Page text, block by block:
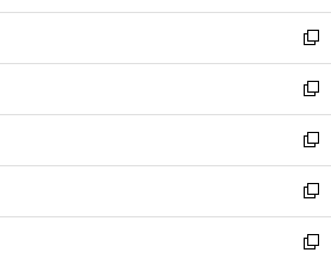
開
く
ウ
で
開
く
ン
ド
ウ
で
開
く
新
し
い
ウ
ィ
ン
ド
ウ
で
新
し
い
ウ
ィ
ン
ド
新
し
い
ウ
ィ
新
し
い
新